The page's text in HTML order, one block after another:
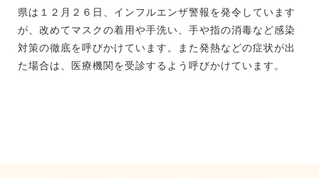
県は１２月２６日、インフルエンザ警報を発令しています
が、改めてマスクの着用や手洗い、手や指の消毒など感染
対策の徹底を呼びかけています。また発熱などの症状が出
た場合は、医療機関を受診するよう呼びかけています。